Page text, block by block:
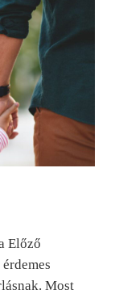
Előző
Most